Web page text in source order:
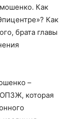
Как
Как
брата главы
–
которая